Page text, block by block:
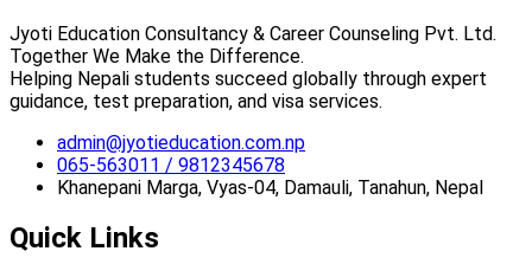
Jyoti Education Consultancy & Career Counseling Pvt. Ltd.
Together We Make the Difference.
Helping Nepali students succeed globally through expert
guidance, test preparation, and visa services.
admin@jyotieducation.com.np
065-563011 / 9812345678
Khanepani Marga, Vyas-04, Damauli, Tanahun, Nepal
Quick Links